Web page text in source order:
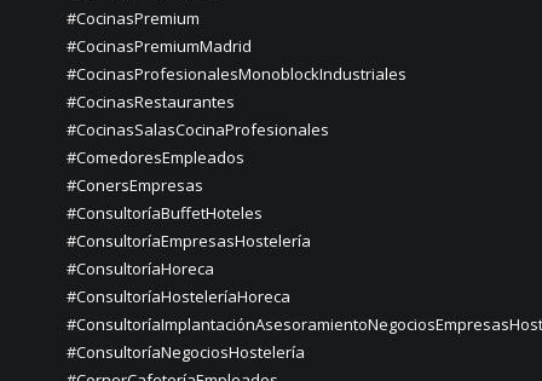
#CocinasPremium
#CocinasPremiumMadrid
#CocinasProfesionalesMonoblockIndustriales
#CocinasRestaurantes
#CocinasSalasCocinaProfesionales
#ComedoresEmpleados
#ConersEmpresas
#ConsultoríaBuffetHoteles
#ConsultoríaEmpresasHostelería
#ConsultoríaHoreca
#ConsultoríaHosteleríaHoreca
#ConsultoríaNegociosHostelería